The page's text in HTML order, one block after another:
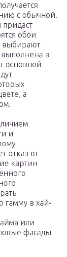
с обычной.
обои
выбирают
выполнена в
основной
а
и
отказ от
картин
гамму в хай-
или
фасады